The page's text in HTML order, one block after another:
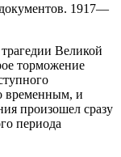
1917—
Великой
торможение
временным, и
произошел сразу
периода